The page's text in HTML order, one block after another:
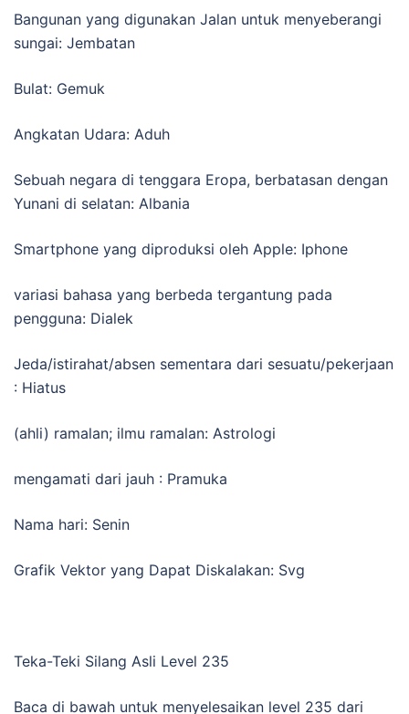
Bangunan yang digunakan Jalan untuk menyeberangi
sungai: Jembatan
Bulat: Gemuk
Angkatan Udara: Aduh
Sebuah negara di tenggara Eropa, berbatasan dengan
Yunani di selatan: Albania
Smartphone yang diproduksi oleh Apple: Iphone
variasi bahasa yang berbeda tergantung pada
pengguna: Dialek
Jeda/istirahat/absen sementara dari sesuatu/pekerjaan
: Hiatus
(ahli) ramalan; ilmu ramalan: Astrologi
mengamati dari jauh : Pramuka
Nama hari: Senin
Grafik Vektor yang Dapat Diskalakan: Svg
Teka-Teki Silang Asli Level 235
Baca di bawah untuk menyelesaikan level 235 dari